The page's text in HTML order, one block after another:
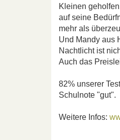
Kleinen
auf seine
mehr als
Und Mandy aus
Nachtlicht ist
Auch das
82% unserer
Schulnote "gut".
Weitere Infos: